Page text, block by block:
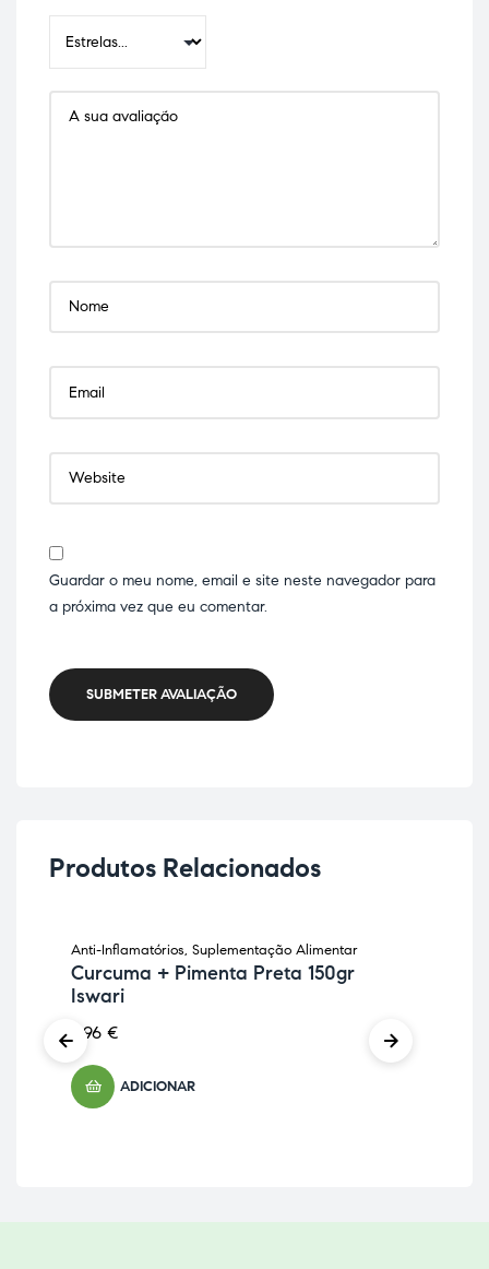
Guardar o meu nome, email e site neste navegador para
a próxima vez que eu comentar.
SUBMETER AVALIAÇÃO
Produtos Relacionados
Anti-Inflamatórios, Suplementação Alimentar
Curcuma + Pimenta Preta 150gr
Iswari
6,96 €
ADICIONAR